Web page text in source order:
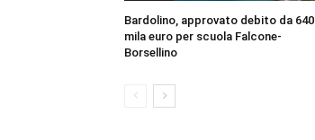
Bardolino, approvato debito da 640
mila euro per scuola Falcone-
Borsellino